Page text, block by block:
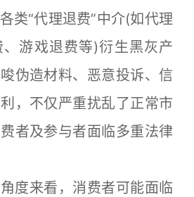
“代理退费”中介(如代理
游戏退费等)衍生黑灰产
伪造材料、恶意投诉、信
，不仅严重扰乱了正常市
者及参与者面临多重法律
来看，消费者可能面临